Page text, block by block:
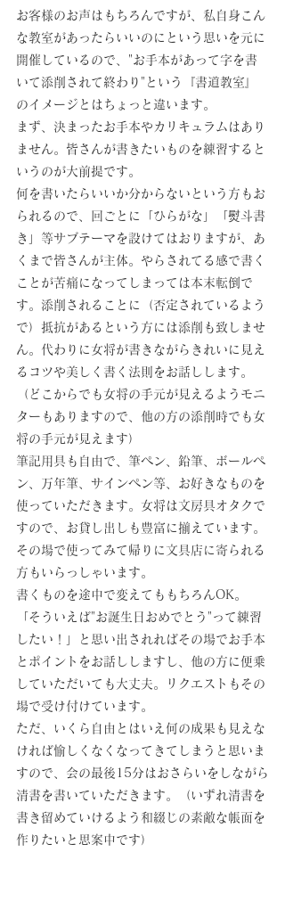
お客様のお声はもちろんですが、私自身こん
な教室があったらいいのにという思いを元に
開催しているので、"お手本があって字を書
いて添削されて終わり"という『書道教室』
のイメージとはちょっと違います。
まず、決まったお手本やカリキュラムはあり
ません。皆さんが書きたいものを練習すると
いうのが大前提です。
何を書いたらいいか分からないという方もお
られるので、回ごとに「ひらがな」「熨斗書
き」等サブテーマを設けてはおりますが、あ
くまで皆さんが主体。やらされてる感で書く
ことが苦痛になってしまっては本末転倒で
す。添削されることに（否定されているよう
で）抵抗があるという方には添削も致しませ
ん。代わりに女将が書きながらきれいに見え
るコツや美しく書く法則をお話しします。
（どこからでも女将の手元が見えるようモニ
ターもありますので、他の方の添削時でも女
将の手元が見えます）
筆記用具も自由で、筆ペン、鉛筆、ボールペ
ン、万年筆、サインペン等、お好きなものを
使っていただきます。女将は文房具オタクで
すので、お貸し出しも豊富に揃えています。
その場で使ってみて帰りに文具店に寄られる
方もいらっしゃいます。
書くものを途中で変えてももちろんOK。
「そういえば"お誕生日おめでとう"って練習
したい！」と思い出されればその場でお手本
とポイントをお話ししますし、他の方に便乗
していただいても大丈夫。リクエストもその
場で受け付けています。
ただ、いくら自由とはいえ何の成果も見えな
ければ愉しくなくなってきてしまうと思いま
すので、会の最後15分はおさらいをしながら
清書を書いていただきます。（いずれ清書を
書き留めていけるよう和綴じの素敵な帳面を
作りたいと思案中です）